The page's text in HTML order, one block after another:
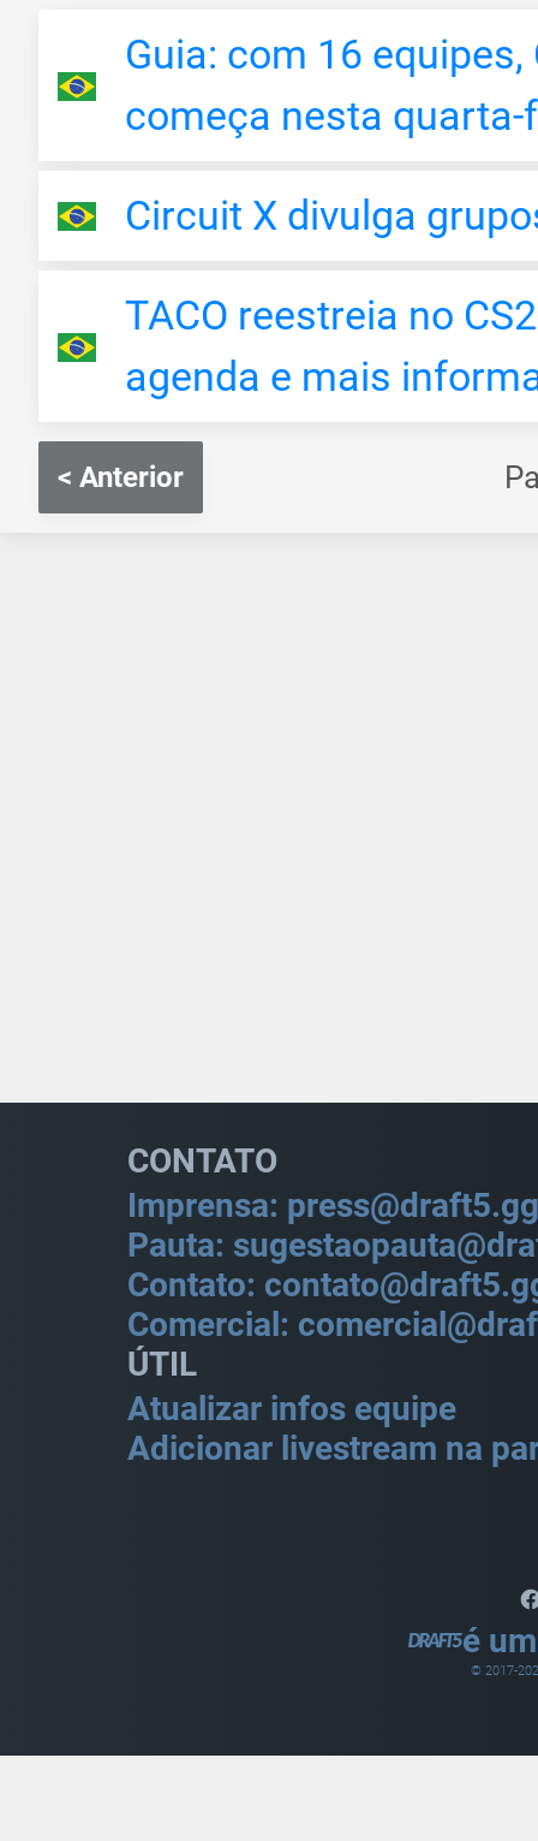
Guia: com 16
começa nesta quarta-
Circuit X divulga
TACO reestreia no
agenda e mais
< Anterior
CONTATO
Imprensa: press@draft5.gg
Pauta:
Contato:
Comercial:
ÚTIL
Atualizar infos equipe
Adicionar livestream na
é
© 2017-